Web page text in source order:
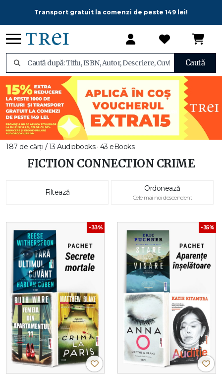
Transport gratuit la comenzi de peste 149 lei!
Caută
187 de cărți / 13 Audiobooks · 43 eBooks
FICTION CONNECTION CRIME
Filtează Ordonează
Cele mai noi descendent
-33% -35%